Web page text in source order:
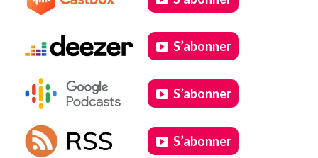
S’abonner
S’abonner
S’abonner